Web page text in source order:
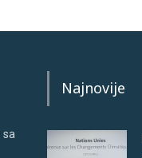
sa
Najnovije